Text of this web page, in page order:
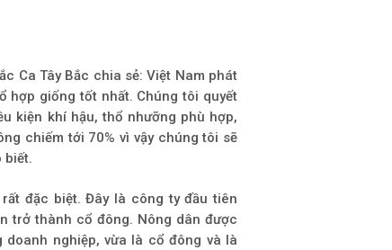
Ca Tây Bắc chia sẻ: Việt Nam phát
hợp giống tốt nhất. Chúng tôi quyết
kiện khí hậu, thổ nhưỡng phù hợp,
chiếm tới 70% vì vậy chúng tôi sẽ
biết.
đặc biệt. Đây là công ty đầu tiên
trở thành cổ đông. Nông dân được
nghiệp, vừa là cổ đông và là